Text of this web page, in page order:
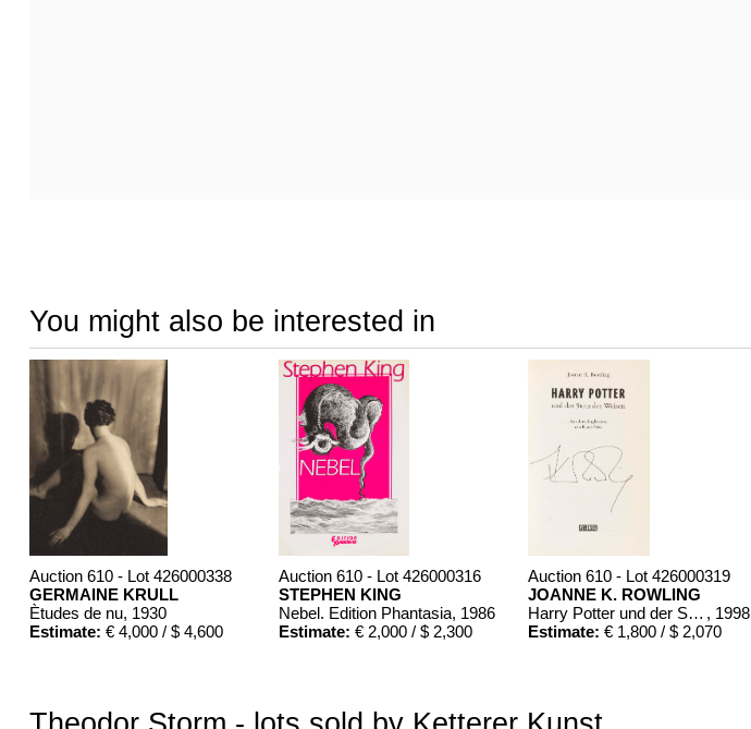
You might also be interested in
Auction 610 - Lot 426000338
GERMAINE KRULL
Ètudes de nu, 1930
Estimate: € 4,000 / $ 4,600
Auction 610 - Lot 426000316
STEPHEN KING
Nebel. Edition Phantasia, 1986
Estimate: € 2,000 / $ 2,300
Auction 610 - Lot 426000319
JOANNE K. ROWLING
Harry Potter und der Stein der Weisen. Harry Potter und die Kammer des Schreckens. Signiert. , 1998
Estimate: € 1,800 / $ 2,070